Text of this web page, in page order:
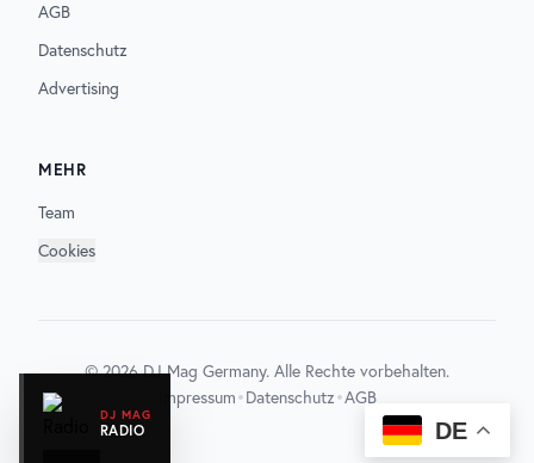
DJ MAG
RADIO DE
AGB
Datenschutz
Advertising
MEHR
Team
Cookies
©2026DJ Mag Germany. Alle Rechte vorbehalten.
Impressum•Datenschutz•AGB